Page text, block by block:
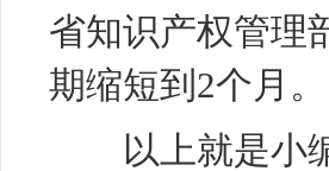
省知识产权管理
期缩短到2个月。
以上就是小